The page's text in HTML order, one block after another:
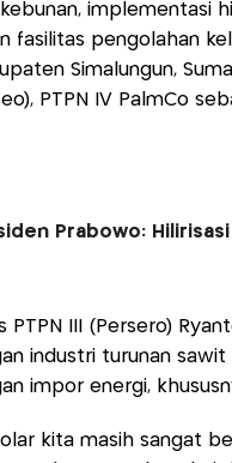
implementasi
fasilitas pengolahan
Simalungun,
PTPN IV PalmCo
Prabowo:
PTPN III (Persero)
industri turunan
impor energi,
kita masih sangat